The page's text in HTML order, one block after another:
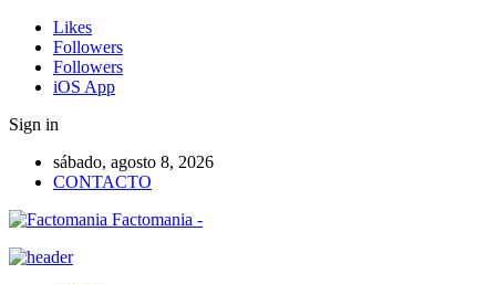
Likes
Followers
Followers
iOS App
Sign in
sábado, agosto 8, 2026
CONTACTO
Factomania -